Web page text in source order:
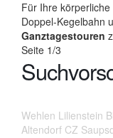
Für Ihre
Doppel-Kegelbahn
Ganztagestouren
Seite 1/3
Wehlen Lilienstein
Altendorf CZ